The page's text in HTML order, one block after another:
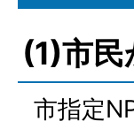
(1)市
市指定